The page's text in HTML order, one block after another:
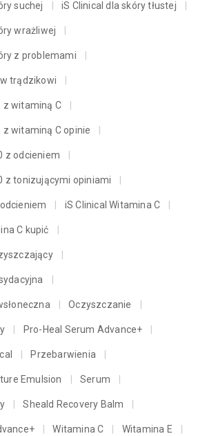
suchej iS Clinical dla skóry tłustej
wrażliwej
z problemami
trądzikowi
z witaminą C
z witaminą C opinie
z odcieniem
z tonizującymi opiniami
iS Clinical Witamina C
C kupić
Oczyszczanie
Pro-Heal Serum Advance+
Przebarwienia
Emulsion Serum
Sheald Recovery Balm
Witamina C Witamina E